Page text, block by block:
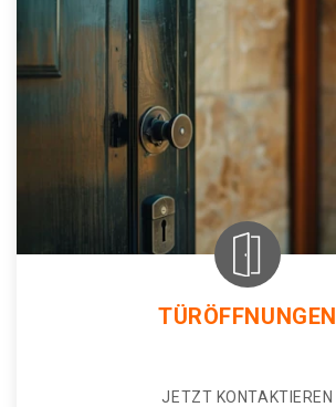
TÜRÖFFNUNGEN
JETZT KONTAKTIEREN